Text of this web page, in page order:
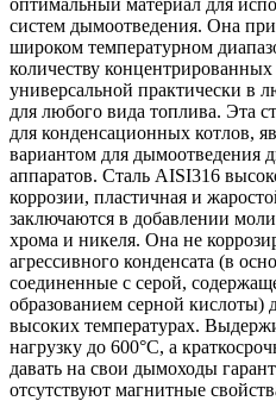
систем дымоотведения. Она
широком температурном
количеству концентрированных
универсаль­ной практически в
для любого вида топлива. Эта
для конденсационных котлов,
вариантом для дымоотведения
аппаратов. Сталь AISI316
коррозии, пластичная и
заключаются в добавлении
хрома и никеля. Она не
агрессивного конденсата (в
соединенные с серой,
образованием серной кислоты)
высоких температурах.
нагрузку до 600°С, а
давать на свои дымоходы
отсутствуют магнитные